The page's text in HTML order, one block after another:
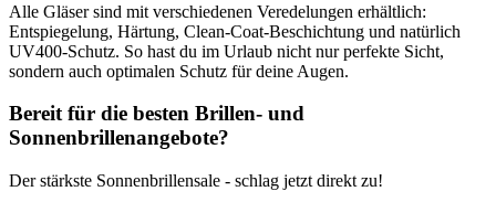
Alle Gläser sind mit verschiedenen Veredelungen erhältlich:
Entspiegelung, Härtung, Clean-Coat-Beschichtung und natürlich
UV400-Schutz. So hast du im Urlaub nicht nur perfekte Sicht,
sondern auch optimalen Schutz für deine Augen.
Bereit für die besten Brillen- und
Sonnenbrillenangebote?
Der stärkste Sonnenbrillensale - schlag jetzt direkt zu!